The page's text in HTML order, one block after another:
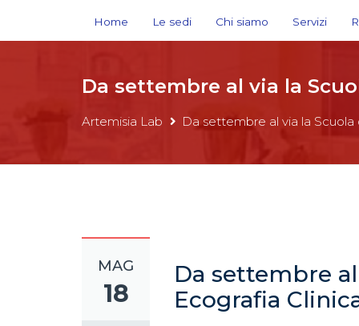
Home Le sedi Chi siamo Servizi
Da settembre al via la
Artemisia Lab Da settembre al via la
MAG
18
Da settembre
Ecografia